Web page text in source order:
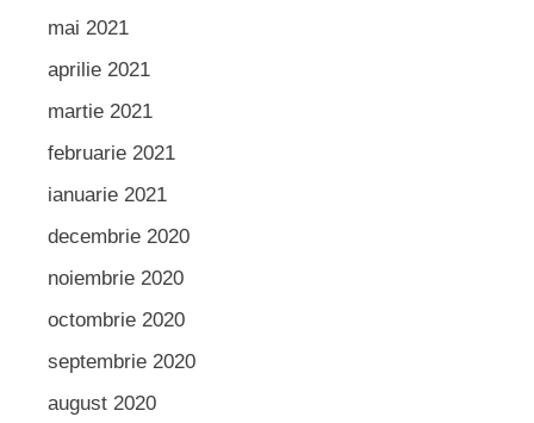
mai 2021
aprilie 2021
martie 2021
februarie 2021
ianuarie 2021
decembrie 2020
noiembrie 2020
octombrie 2020
septembrie 2020
august 2020